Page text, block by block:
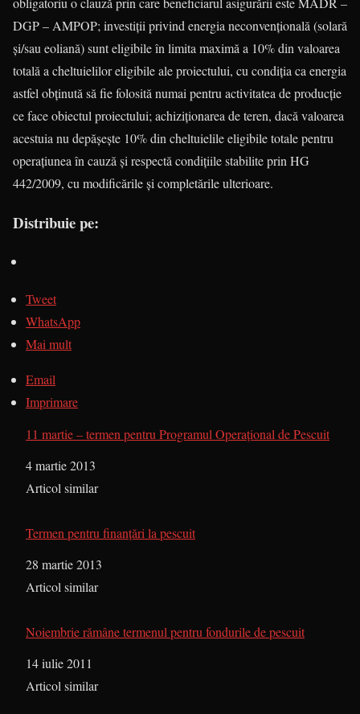
DGP – AMPOP; investiţii privind energia necon­ven­ţională (solară
şi/sau eoliană) sunt eligibile în limita maximă a 10% din valoarea
totală a cheltuielilor eligibile ale proiectului, cu condiţia ca energia
astfel obţinută să fie folosită numai pentru activitatea de producţie
ce face obiectul proiectului; achiziţionarea de teren, dacă valoarea
acestuia nu depăşeşte 10% din cheltuielile eligibile totale pentru
operaţiunea în cauză şi respectă condiţiile stabilite prin HG
442/2009, cu modificările şi completările ulterioare.
Distribuie pe:
Tweet
WhatsApp
Mai mult
Email
Imprimare
11 martie – termen pentru Programul Operaţional de Pescuit
Dată
4 martie 2013
În legătură cu
Articol similar
Termen pentru finanţări la pescuit
Dată
28 martie 2013
În legătură cu
Articol similar
Noiembrie rămâne termenul pentru fondurile de pescuit
Dată
14 iulie 2011
În legătură cu
Articol similar